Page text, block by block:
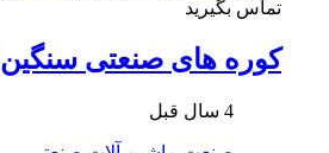
تماس بگیرید
کوره های صنعتی سنگین H2000
4 سال قبل